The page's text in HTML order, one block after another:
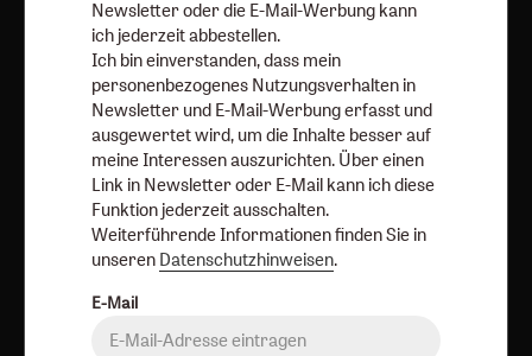
Vertrag widerrufen Abo online kündigen
Nach oben
Newsletter oder die E-Mail-Werbung kann
ich jederzeit abbestellen.
Ich bin einverstanden, dass mein
personenbezogenes Nutzungsverhalten in
Newsletter und E-Mail-Werbung erfasst und
ausgewertet wird, um die Inhalte besser auf
meine Interessen auszurichten. Über einen
Link in Newsletter oder E-Mail kann ich diese
Funktion jederzeit ausschalten.
Weiterführende Informationen finden Sie in
unseren Datenschutzhinweisen.
E-Mail